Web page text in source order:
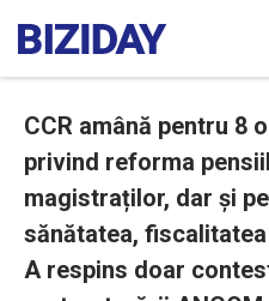
CCR amână pentru 8
privind reforma
magistraților, dar și
sănătatea,
A respins doar